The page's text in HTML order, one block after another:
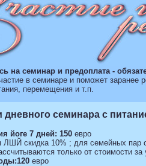
на семинар и предоплата -
в семинаре и поможет
перемещения и т.п.
семинара с
йоге 7 дней: 150евро
ЛШЙ скидка 10% ; для семейных пар
только от стоимости
евро